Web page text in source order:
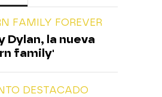
FAMILY FOREVER
Dylan, la nueva
family'
DESTACADO